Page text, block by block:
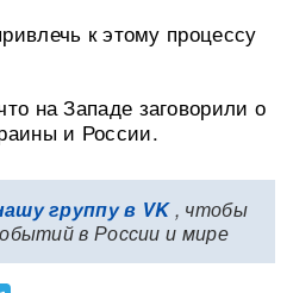
к этому процессу
на Западе заговорили о
и России.
группу в VK, чтобы
в России и мире